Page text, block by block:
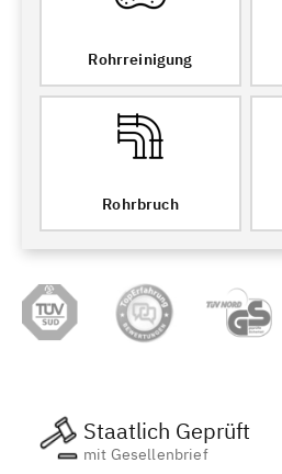
Rohrreinigung
Rohrbruch
Staatlich Geprüft
mit Gesellenbrief